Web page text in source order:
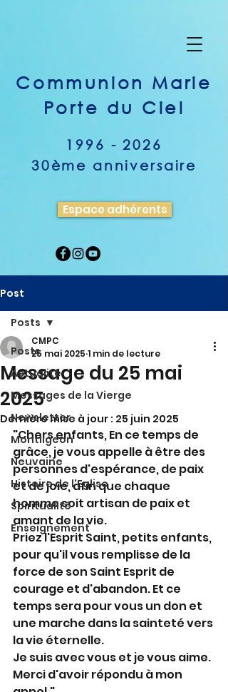
Communion Marie
Porte du Ciel
1996 - 2026
30ème anniversaire
Espace adhérents
Post
Posts
Actualité
Messages de la Vierge
Newsletter
Montligeon
Neuvaine
Histoire de l'Eglise
Spiritualité
Enseignement
Posts
Message du 25 mai
2025
CMPC
25 mai 2025 1 min de lecture
Dernière mise à jour : 25 juin 2025
"Chers enfants, En ce temps de
grâce, je vous appelle à être des
personnes d'espérance, de paix
et de joie, afin que chaque
homme soit artisan de paix et
amant de la vie.
Priez l'Esprit Saint, petits enfants,
pour qu'il vous remplisse de la
force de son Saint Esprit de
courage et d'abandon. Et ce
temps sera pour vous un don et
une marche dans la sainteté vers
la vie éternelle.
Je suis avec vous et je vous aime.
Merci d'avoir répondu à mon